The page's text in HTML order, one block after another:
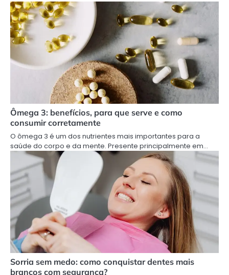
Ômega 3: benefícios, para que serve e como
consumir corretamente
O ômega 3 é um dos nutrientes mais importantes para a
saúde do corpo e da mente. Presente principalmente em…
Sorria sem medo: como conquistar dentes mais
brancos com segurança?